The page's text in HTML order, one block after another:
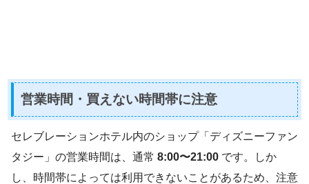
営業時間・買えない時間帯に注意
セレブレーションホテル内のショップ「ディズニーファン
タジー」の営業時間は、通常 8:00〜21:00 です。しか
し、時間帯によっては利用できないことがあるため、注意